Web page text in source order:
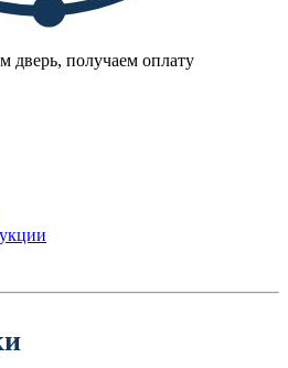
дверь, получаем оплату